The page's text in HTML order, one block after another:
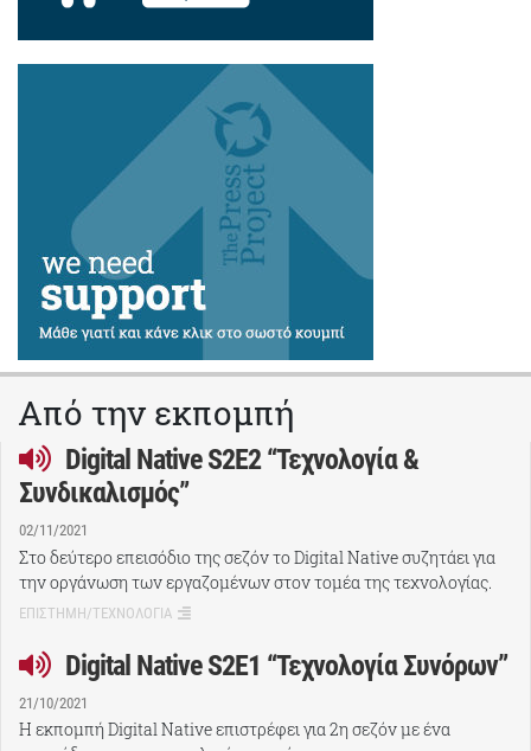
Από την εκπομπή
Digital Native S2E2 “Τεχνολογία &
Συνδικαλισμός”
02/11/2021
Στο δεύτερο επεισόδιο της σεζόν το Digital Native συζητάει για
την οργάνωση των εργαζομένων στον τομέα της τεχνολογίας.
ΕΠΙΣΤΗΜΗ/ΤΕΧΝΟΛΟΓΙΑ
Digital Native S2E1 “Τεχνολογία Συνόρων”
21/10/2021
Η εκπομπή Digital Native επιστρέφει για 2η σεζόν με ένα